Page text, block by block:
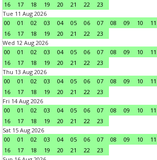
16
17 18 19 20 21 22
23
Tue 11 Aug 2026
00
01 02 03 04 05 06 07 08 09 10 11
16
17 18 19 20 21 22
23
Wed 12 Aug 2026
00
01 02 03 04 05 06 07 08 09 10 11
16
17 18 19 20 21 22
23
Thu 13 Aug 2026
00
01 02 03 04 05 06 07 08 09 10 11
16
17 18 19 20 21 22
23
Fri 14 Aug 2026
00
01 02 03 04 05 06 07 08 09 10 11
16
17 18 19 20 21 22
23
Sat 15 Aug 2026
00
01 02 03 04 05 06 07 08 09 10 11
16
17 18 19 20 21 22
23